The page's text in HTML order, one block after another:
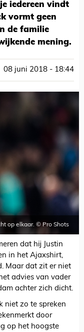
iedereen vindt
vormt geen
de familie
mening.
08 juni 2018 - 18:44
op elkaar. © Pro Shots
dat hij Justin
in het Ajaxshirt,
Maar dat zit er niet
advies van vader
achter zich dicht.
niet zo te spreken
door
op het hoogste